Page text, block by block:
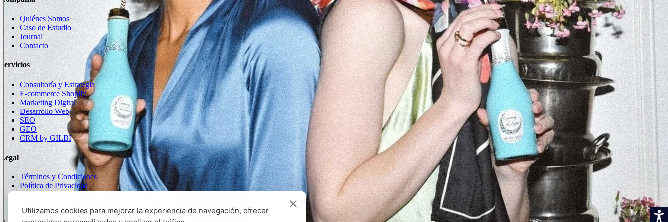
Utilizamos cookies para mejorar la experiencia de navegación, ofrecer
Quiénes Somos
Caso de Estudio
Journal
Contacto
Servicios
Consultoría y Estrategia
E-commerce Shopify
Marketing Digital
Desarrollo Web
SEO
GEO
CRM by GILBI
Legal
Términos y Condiciones
Política de Privacidad